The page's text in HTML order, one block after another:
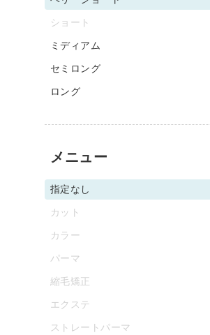
ショート
ミディアム
セミロング
ロング
メニュー
指定なし
カット
カラー
パーマ
縮毛矯正
エクステ
ストレートパーマ